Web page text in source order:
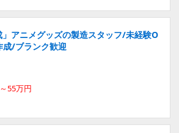
」アニメグッズの製造スタッフ/未経験O
/ブランク歓迎
55万円